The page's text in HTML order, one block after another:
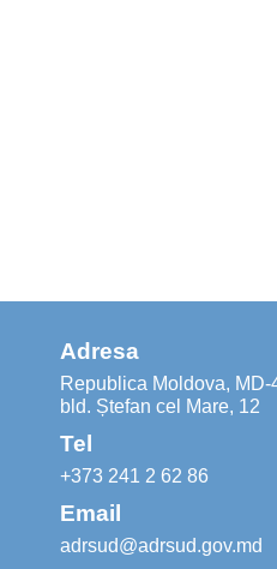
Adresa
Republica Moldova,
bld. Ștefan cel Mare, 12
Tel
+373 241 2 62 86
Email
adrsud@adrsud.gov.md